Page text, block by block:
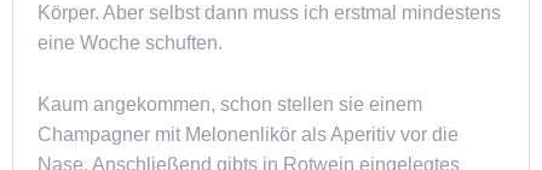
Körper. Aber selbst dann muss ich erstmal mindestens
eine Woche schuften.
Kaum angekommen, schon stellen sie einem
Champagner mit Melonenlikör als Aperitiv vor die
Nase. Anschließend gibts in Rotwein eingelegtes